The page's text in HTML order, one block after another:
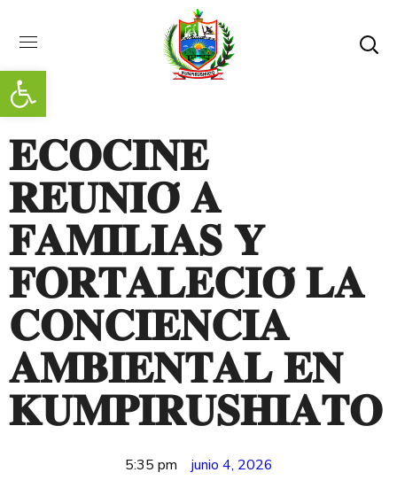
Abrir barra de herramientas
𝐄𝐂𝐎𝐂𝐈𝐍𝐄
𝐑𝐄𝐔𝐍𝐈𝐎́ 𝐀
𝐅𝐀𝐌𝐈𝐋𝐈𝐀𝐒 𝐘
𝐅𝐎𝐑𝐓𝐀𝐋𝐄𝐂𝐈𝐎́ 𝐋𝐀
𝐂𝐎𝐍𝐂𝐈𝐄𝐍𝐂𝐈𝐀
𝐀𝐌𝐁𝐈𝐄𝐍𝐓𝐀𝐋 𝐄𝐍
𝐊𝐔𝐌𝐏𝐈𝐑𝐔𝐒𝐇𝐈𝐀𝐓𝐎
5:35 pm junio 4, 2026